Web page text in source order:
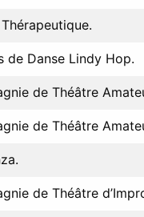
de Danse Lindy Hop.
de Théâtre
de Théâtre
de Théâtre